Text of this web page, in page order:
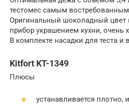
тестомес самым
Оригинальный шоколадный цвет
прибор украшением кухни, очень
В комплекте насадки для теста и
Kitfort KT-1349
Плюсы
устанавливается плотно,